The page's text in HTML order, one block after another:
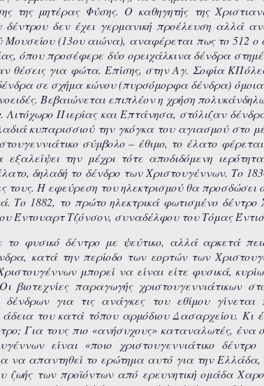
της μητέρας Φύσης. O καθηγητής της
δέντρου δεν έχει γερμανική προέλευση αλλά
Μουσείου (13ου αιώνα), αναφέρεται πως το 512
όπου προσέφερε δύο ορειχάλκινα δένδρα
θέσεις για φώτα. Επίσης, στην Αγ. Σοφία
σε σχήμα κώνου (πυρσόμορφα δένδρα)
Βεβαιώνεται επιπλέον η χρήση
Πιερίας και Επτάνησα, στόλιζαν
κυπαρισσιού την γκόγκα του αγιασμού στο
σύμβολο – έθιμο, το έλατο
την μέχρι τότε αποδιδόμενη
δηλαδή το δένδρο των Χριστουγέννων. Το
τους. Η εφεύρεση του ηλεκτρισμού θα
Το 1882, το πρώτο ηλεκτρικά φωτισμένο δέντρο
Έντουαρτ Τζόνσον, συναδέλφου του Τόμας
φυσικό δέντρο με ψεύτικο, αλλά αρκετά
κατά την περίοδο των εορτών των
μπορεί να είναι είτε φυσικά,
παραγωγής χριστουγεννιάτικων
για τις ανάγκες του εθίμου
του κατά τόπου αρμόδιου Δασαρχείου. Κι
Για τους πιο «ανήσυχους» καταναλωτές,
είναι «ποιο χριστουγεννιάτικο
να απαντηθεί το ερώτημα αυτό για την Ελλάδα,
ζωής των προϊόντων από ερευνητική ομάδα